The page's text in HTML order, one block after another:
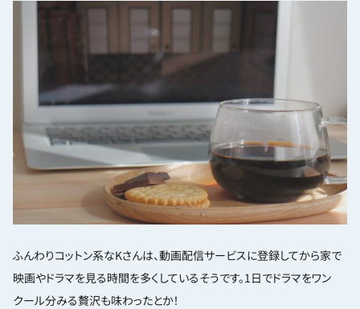
ふんわりコットン系なKさんは、動画配信サービスに登録してから家で
映画やドラマを見る時間を多くしているそうです。1日でドラマをワン
クール分みる贅沢も味わったとか！